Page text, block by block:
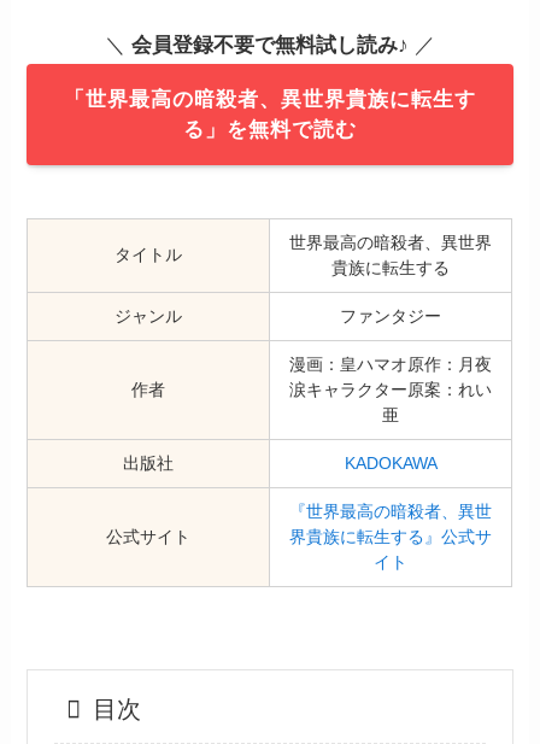
＼ 会員登録不要で無料試し読み♪ ／
「世界最高の暗殺者、異世界貴族に転生す
る」を無料で読む
タイトル
世界最高の暗殺者、異世界
貴族に転生する
ジャンル ファンタジー
作者
漫画：皇ハマオ原作：月夜
涙キャラクター原案：れい
亜
出版社 KADOKAWA
公式サイト
『世界最高の暗殺者、異世
界貴族に転生する』公式サ
イト
目次